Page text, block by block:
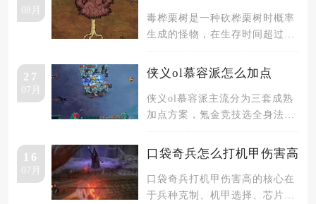
08月
毒桦栗树是一种砍桦栗树时概率
生成的怪物，在生存时间超过三
是一定
27
07月
侠义ol慕容派怎么加点
侠义ol慕容派主流分为三套成熟
加点方案，氪金竞技选全身法、
3根
16
07月
口袋奇兵怎么打机甲伤害高
口袋奇兵打机甲伤害高的核心在
于兵种克制、机甲选择、芯片搭